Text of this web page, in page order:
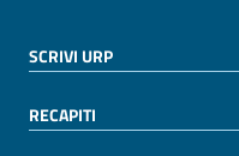
SCRIVI URP
RECAPITI